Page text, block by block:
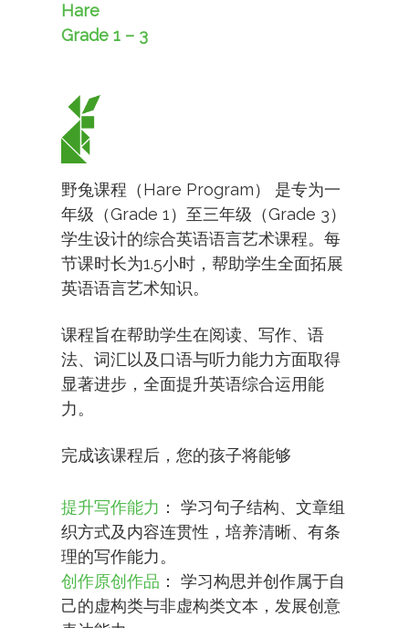
Hare
Grade 1 – 3
野兔课程（Hare Program） 是专为一
年级（Grade 1）至三年级（Grade 3）
学生设计的综合英语语言艺术课程。每
节课时长为1.5小时，帮助学生全面拓展
英语语言艺术知识。
课程旨在帮助学生在阅读、写作、语
法、词汇以及口语与听力能力方面取得
显著进步，全面提升英语综合运用能
力。
完成该课程后，您的孩子将能够
提升写作能力 ： 学习句子结构、文章组
织方式及内容连贯性，培养清晰、有条
理的写作能力。
创作原创作品 ： 学习构思并创作属于自
己的虚构类与非虚构类文本，发展创意